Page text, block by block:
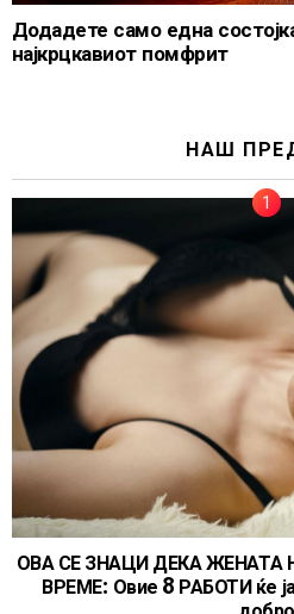
Додадете само една
најкрцкавиот помфрит
НАШ
ОВА СЕ ЗНАЦИ ДЕКА
ВРЕМЕ: Овие 8 РАБОТИ ќе